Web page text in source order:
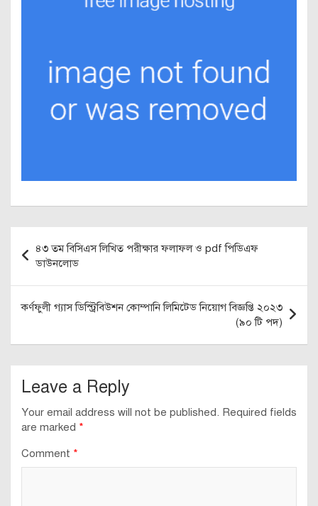
navigation
৪৩ তম বিসিএস লিখিত পরীক্ষার ফলাফল ও pdf পিডিএফ
ডাউনলোড
কর্ণফুলী গ্যাস ডিস্ট্রিবিউশন কোম্পানি লিমিটেড নিয়োগ বিজ্ঞপ্তি ২০২৩
(৯০ টি পদ)
Leave a Reply
Your email address will not be published. Required fields
are marked *
Comment *